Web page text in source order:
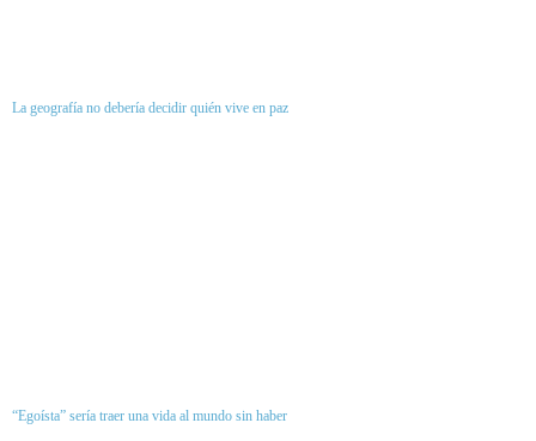
La geografía no debería decidir quién vive en paz
“Egoísta” sería traer una vida al mundo sin haber